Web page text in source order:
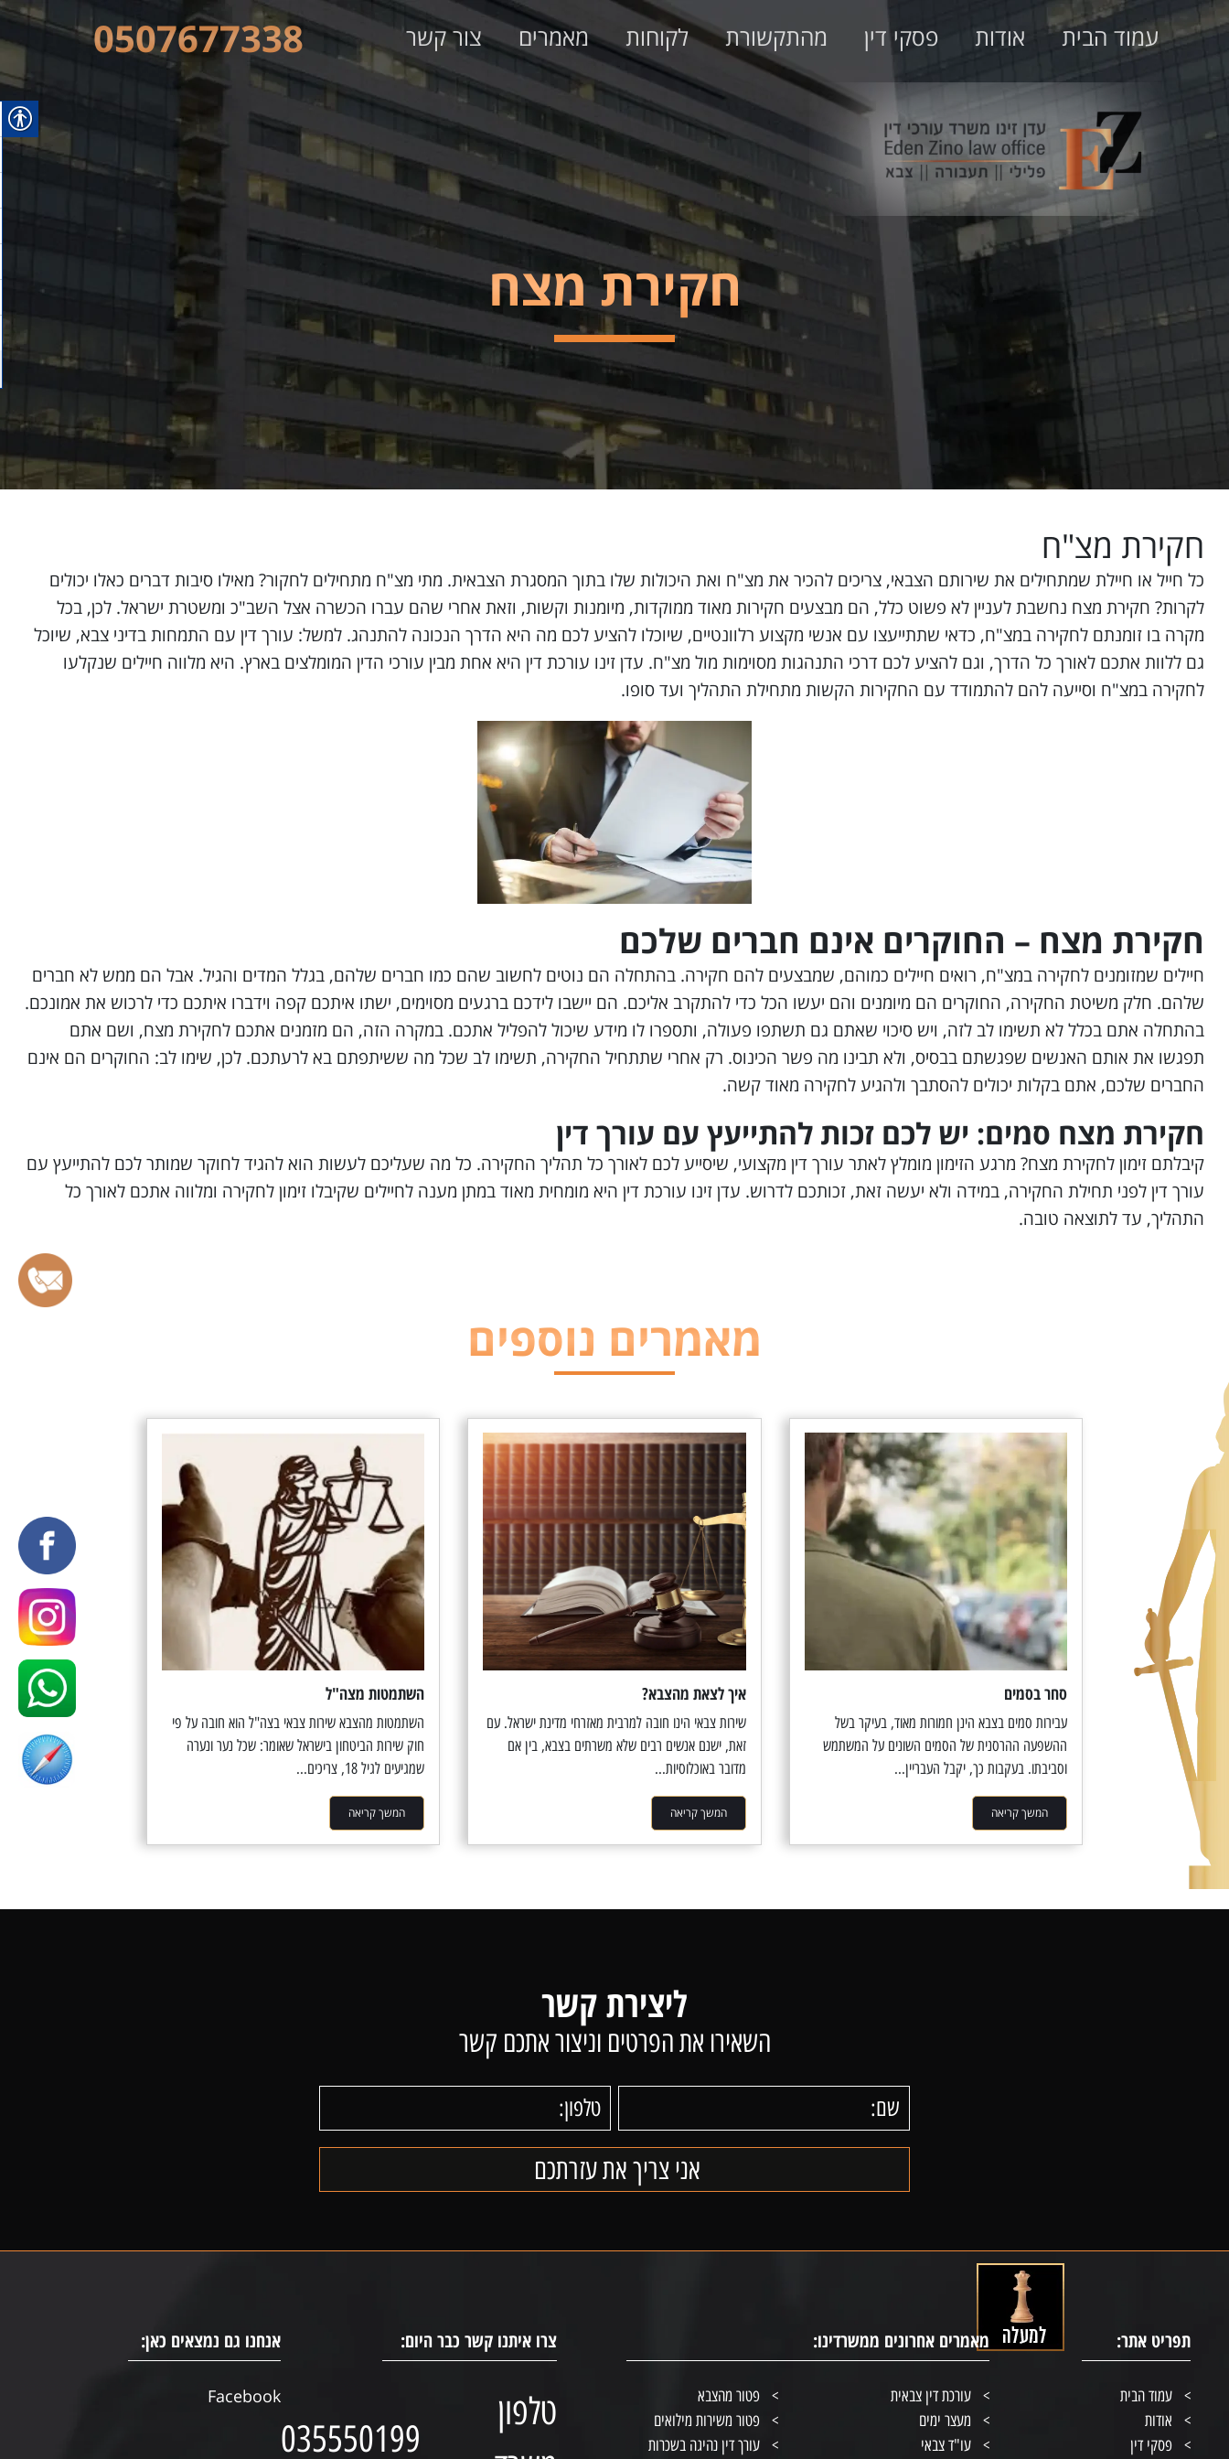
עמוד הבית אודות פסקי דין מהתקשורת לקוחות מאמרים צור קשר 0507677338
חקירת מצח
חקירת מצ"ח
כל חייל או חיילת שמתחילים את שירותם הצבאי, צריכים להכיר את מצ"ח ואת היכולות שלו בתוך המסגרת הצבאית. מתי מצ"ח מתחילים לחקור? מאילו סיבות דברים כאלו יכולים
לקרות? חקירת מצח נחשבת לעניין לא פשוט כלל, הם מבצעים חקירות מאוד ממוקדות, מיומנות וקשות, וזאת אחרי שהם עברו הכשרה אצל השב"כ ומשטרת ישראל. לכן, בכל
מקרה בו זומנתם לחקירה במצ"ח, כדאי שתתייעצו עם אנשי מקצוע רלוונטיים, שיוכלו להציע לכם מה היא הדרך הנכונה להתנהג. למשל: עורך דין עם התמחות בדיני צבא, שיוכל
גם ללוות אתכם לאורך כל הדרך, וגם להציע לכם דרכי התנהגות מסוימות מול מצ"ח. עדן זינו עורכת דין היא אחת מבין עורכי הדין המומלצים בארץ. היא מלווה חיילים שנקלעו
לחקירה במצ"ח וסייעה להם להתמודד עם החקירות הקשות מתחילת התהליך ועד סופו.
חקירת מצח – החוקרים אינם חברים שלכם
חיילים שמזומנים לחקירה במצ"ח, רואים חיילים כמוהם, שמבצעים להם חקירה. בהתחלה הם נוטים לחשוב שהם כמו חברים שלהם, בגלל המדים והגיל. אבל הם ממש לא חברים
שלהם. חלק משיטת החקירה, החוקרים הם מיומנים והם יעשו הכל כדי להתקרב אליכם. הם יישבו לידכם ברגעים מסוימים, ישתו איתכם קפה וידברו איתכם כדי לרכוש את אמונכם.
בהתחלה אתם בכלל לא תשימו לב לזה, ויש סיכוי שאתם גם תשתפו פעולה, ותספרו לו מידע שיכול להפליל אתכם. במקרה הזה, הם מזמנים אתכם לחקירת מצח, ושם אתם
תפגשו את אותם האנשים שפגשתם בבסיס, ולא תבינו מה פשר הכינוס. רק אחרי שתתחיל החקירה, תשימו לב שכל מה ששיתפתם בא לרעתכם. לכן, שימו לב: החוקרים הם אינם
החברים שלכם, אתם בקלות יכולים להסתבך ולהגיע לחקירה מאוד קשה.
חקירת מצח סמים: יש לכם זכות להתייעץ עם עורך דין
קיבלתם זימון לחקירת מצח? מרגע הזימון מומלץ לאתר עורך דין מקצועי, שיסייע לכם לאורך כל תהליך החקירה. כל מה שעליכם לעשות הוא להגיד לחוקר שמותר לכם להתייעץ עם
עורך דין לפני תחילת החקירה, במידה ולא יעשה זאת, זכותכם לדרוש. עדן זינו עורכת דין היא מומחית מאוד במתן מענה לחיילים שקיבלו זימון לחקירה ומלווה אתכם לאורך כל
התהליך, עד לתוצאה טובה.
מאמרים נוספים
סחר בסמים
עבירות סמים בצבא הינן חמורות מאוד, בעיקר בשל
ההשפעה ההרסנית של הסמים השונים על המשתמש
וסביבתו. בעקבות כך, יקבל העבריין...
המשך קריאה
איך לצאת מהצבא?
שירות צבאי הינו חובה למרבית מאזרחי מדינת ישראל. עם
זאת, ישנם אנשים רבים שלא משרתים בצבא, בין אם
מדובר באוכלוסיות...
המשך קריאה
השתמטות מצה"ל
השתמטות מהצבא שירות צבאי בצה"ל הוא חובה על פי
חוק שירות הביטחון בישראל שאומר: שכל נער ונערה
שמגיעים לגיל 18, צריכים...
המשך קריאה
ליצירת קשר
השאירו את הפרטים וניצור אתכם קשר
תפריט אתר:
עמוד הבית
אודות
פסקי דין
מאמרים אחרונים ממשרדינו:
עורכת דין צבאית
פטור מהצבא
מעצר ימים
פטור משירות מילואים
עו"ד צבאי
עורך דין נהיגה בשכרות
צרו איתנו קשר כבר היום:
טלפון
035550199
אנחנו גם נמצאים כאן:
Facebook